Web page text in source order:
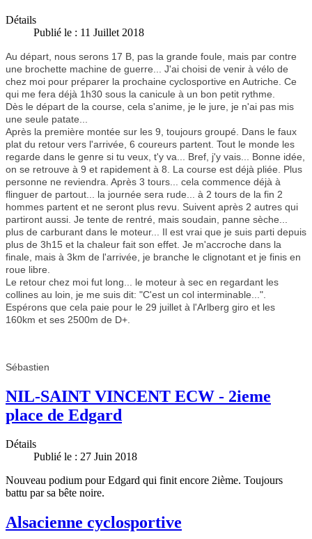
Détails
Publié le : 11 Juillet 2018
Au départ, nous serons 17 B, pas la grande foule, mais par contre
une brochette machine de guerre... J'ai choisi de venir à vélo de
chez moi pour préparer la prochaine cyclosportive en Autriche. Ce
qui me fera déjà 1h30 sous la canicule à un bon petit rythme.
Dès le départ de la course, cela s'anime, je le jure, je n'ai pas mis
une seule patate...
Après la première montée sur les 9, toujours groupé. Dans le faux
plat du retour vers l'arrivée, 6 coureurs partent. Tout le monde les
regarde dans le genre si tu veux, t'y va... Bref, j'y vais... Bonne idée,
on se retrouve à 9 et rapidement à 8. La course est déjà pliée. Plus
personne ne reviendra. Après 3 tours... cela commence déjà à
flinguer de partout... la journée sera rude... à 2 tours de la fin 2
hommes partent et ne seront plus revu. Suivent après 2 autres qui
partiront aussi. Je tente de rentré, mais soudain, panne sèche...
plus de carburant dans le moteur... Il est vrai que je suis parti depuis
plus de 3h15 et la chaleur fait son effet. Je m'accroche dans la
finale, mais à 3km de l'arrivée, je branche le clignotant et je finis en
roue libre.
Le retour chez moi fut long... le moteur à sec en regardant les
collines au loin, je me suis dit: "C'est un col interminable...".
Espérons que cela paie pour le 29 juillet à l'Arlberg giro et les
160km et ses 2500m de D+.
Sébastien
NIL-SAINT VINCENT ECW - 2ieme
place de Edgard
Détails
Publié le : 27 Juin 2018
Nouveau podium pour Edgard qui finit encore 2ième. Toujours
battu par sa bête noire.
Alsacienne cyclosportive